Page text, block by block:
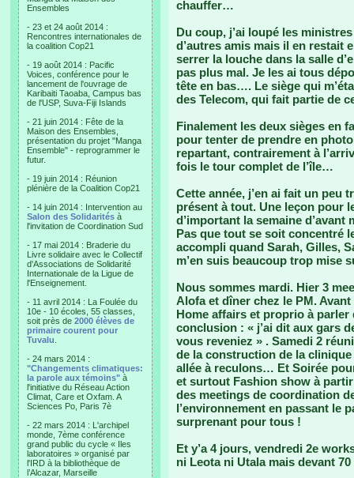
Ensembles
- 23 et 24 août 2014 :
Rencontres internationales de
la coalition Cop21
- 19 août 2014 : Pacific
Voices, conférence pour le
lancement de l'ouvrage de
Karibaiti Taoaba, Campus bas
de l'USP, Suva-Fiji Islands
- 21 juin 2014 : Fête de la
Maison des Ensembles,
présentation du projet "Manga
Ensemble" - reprogrammer le
futur.
- 19 juin 2014 : Réunion
plénière de la Coalition Cop21
- 14 juin 2014 : Intervention au
Salon des Solidarités à
l'invitation de Coordination Sud
- 17 mai 2014 : Braderie du
Livre solidaire avec le Collectif
d'Associations de Solidarité
Internationale de la Ligue de
l'Enseignement.
- 11 avril 2014 : La Foulée du
10e - 10 écoles, 55 classes,
soit près de 2000 élèves de
primaire courent pour
Tuvalu
- 24 mars 2014 :
"Changements climatiques:
la parole aux témoins" à
l'initiative du Réseau Action
Climat, Care et Oxfam. A
Sciences Po, Paris 7è
- 22 mars 2014 : L'archipel
monde, 7ème conférence
grand public du cycle « Iles
laboratoires » organisé par
l'IRD à la bibliothèque de
l’Alcazar, Marseille
chauffer…
Du coup, j’ai loupé les
d’autres amis mais il en restait
serrer la louche dans la salle
pas plus mal. Je les ai tous
tête en bas…. Le siège qui
des Telecom, qui fait partie de
Finalement les deux sièges en
pour tenter de prendre en
repartant, contrairement à
fois le tour complet de l’île…
Cette année, j’en ai fait un peu
présent à tout. Une leçon pour
d’important la semaine
Pas que tout se soit concentré
accompli quand Sarah, Gilles,
m’en suis beaucoup trop mise
Nous sommes mardi. Hier 3
Alofa et dîner chez le PM.
Home affairs et proprio à parler
conclusion : « j’ai dit aux gars
vous reveniez » . Samedi 2
de la construction de la
allée à reculons… Et Soirée
et surtout Fashion show à partir
des meetings de coordination
l’environnement en passant le
surprenant pour tous !
Et y’a 4 jours, vendredi 2e
ni Leota ni Utala mais devant